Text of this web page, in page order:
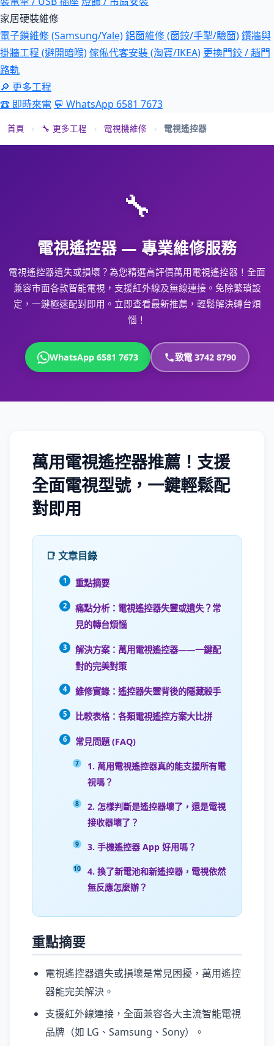
家居硬裝維修
電子鎖維修 (Samsung/Yale)鋁窗維修 (窗鉸/手掣/驗窗)鑽牆與
掛牆工程 (避開暗喉)傢俬代客安裝 (淘寶/IKEA) 更換門鉸 / 趟門
路軌
🔎 更多工程
☎ 即時來電 💬 WhatsApp 6581 7673
首頁 › 🔧 更多工程 › 電視機維修 › 電視遙控器
🔧
電視遙控器 — 專業維修服務
電視遙控器遺失或損壞？為您精選高評價萬用電視遙控器！全面
兼容市面各款智能電視，支援紅外線及無線連接。免除繁瑣設
定，一鍵極速配對即用。立即查看最新推薦，輕鬆解決轉台煩
惱！
WhatsApp 6581 7673 致電 3742 8790
萬用電視遙控器推薦！支援
全面電視型號，一鍵輕鬆配
對即用
📑 文章目錄
重點摘要
痛點分析：電視遙控器失靈或遺失？常
見的轉台煩惱
解決方案：萬用電視遙控器——一鍵配
對的完美對策
維修實錄：遙控器失靈背後的隱藏殺手
比較表格：各類電視遙控方案大比拼
常見問題 (FAQ)
1. 萬用電視遙控器真的能支援所有電
視嗎？
2. 怎樣判斷是遙控器壞了，還是電視
接收器壞了？
3. 手機遙控器 App 好用嗎？
4. 換了新電池和新遙控器，電視依然
無反應怎麼辦？
重點摘要
電視遙控器遺失或損壞是常見困擾，萬用遙控
器能完美解決。
支援紅外線連接，全面兼容各大主流智能電視
品牌（如 LG、Samsung、Sony）。